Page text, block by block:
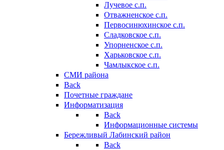
Лучевое с.п.
Отважненское с.п.
Первосинюхинское с.п.
Сладковское с.п.
Упорненское с.п.
Харьковское с.п.
Чамлыкское с.п.
СМИ района
Back
Почетные граждане
Информатизация
Back
Информационные системы
Бережливый Лабинский район
Back